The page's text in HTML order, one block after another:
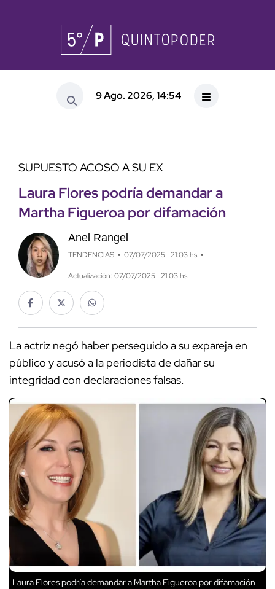
9 Ago. 2026, 14:54
SUPUESTO ACOSO A SU EX
Laura Flores podría demandar a
Martha Figueroa por difamación
Anel Rangel
TENDENCIAS 07/07/2025 · 21:03 hs
Actualización: 07/07/2025 · 21:03 hs
La actriz negó haber perseguido a su expareja en
público y acusó a la periodista de dañar su
integridad con declaraciones falsas.
Laura Flores podría demandar a Martha Figueroa por difamación